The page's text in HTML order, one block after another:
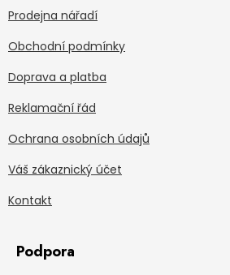
Prodejna nářadí
Obchodní podmínky
Doprava a platba
Reklamační řád
Ochrana osobních údajů
Váš zákaznický účet
Kontakt
Podpora